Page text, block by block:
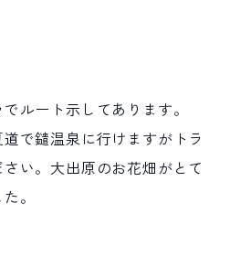
ルート示してあります。
で鑓温泉に行けますがトラ
い。大出原のお花畑がとて
。